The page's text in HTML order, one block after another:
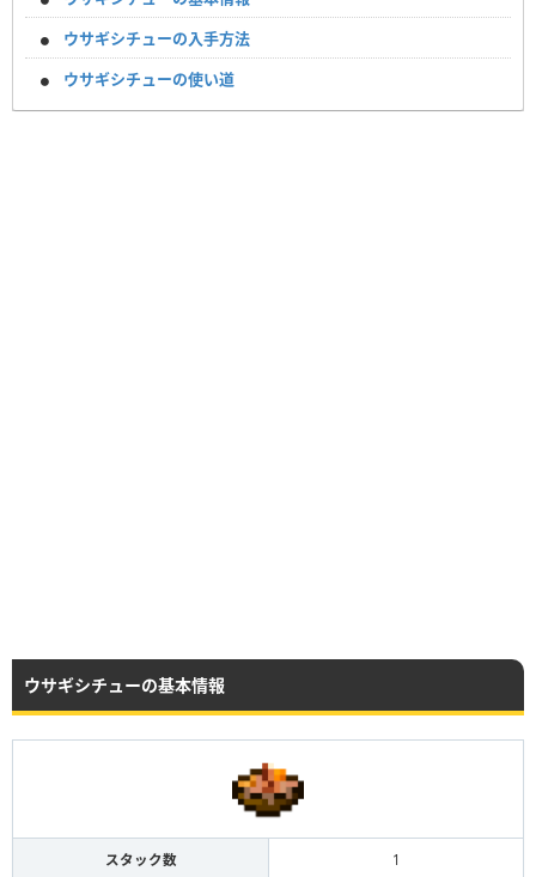
ウサギシチューの入手方法
ウサギシチューの使い道
ウサギシチューの基本情報
スタック数 1